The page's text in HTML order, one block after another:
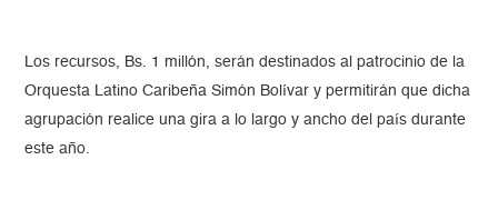
Los recursos, Bs. 1 millón, serán destinados al patrocinio de la
Orquesta Latino Caribeña Simón Bolívar y permitirán que dicha
agrupación realice una gira a lo largo y ancho del país durante
este año.